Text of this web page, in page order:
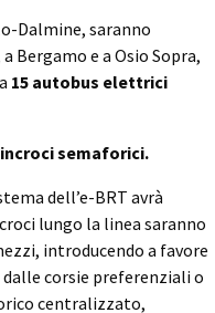
Dalmine, saranno
e a Osio Sopra,
15 autobus elettrici
semaforici.
dell’e-BRT avrà
lungo la linea saranno
introducendo a favore
corsie preferenziali o
centralizzato,